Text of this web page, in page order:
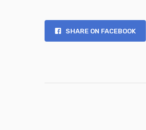
SHARE ON FACEBOOK